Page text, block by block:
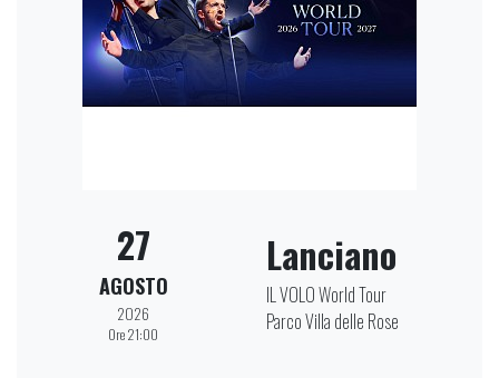
27
AGOSTO
2026
Ore 21:00
Lanciano
IL VOLO World Tour
Parco Villa delle Rose